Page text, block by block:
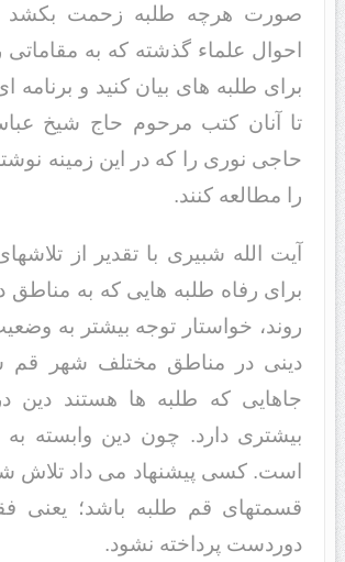
صورت هرچه طلبه زحمت بکشد
احوال علماء گذشته که به مقاماتی
برای طلبه های بیان کنید و برنامه
تا آنان کتب مرحوم حاج شیخ
حاجی نوری را که در این زمینه
را مطالعه کنند.
آیت الله شبیری با تقدیر از
برای رفاه طلبه هایی که به
روند، خواستار توجه بیشتر به
دینی در مناطق مختلف شهر قم
جاهایی که طلبه ها هستند دین
بیشتری دارد. چون دین وابسته به
است. کسی پیشنهاد می داد تلاش
قسمتهای قم طلبه باشد؛ یعنی
دوردست پرداخته نشود.